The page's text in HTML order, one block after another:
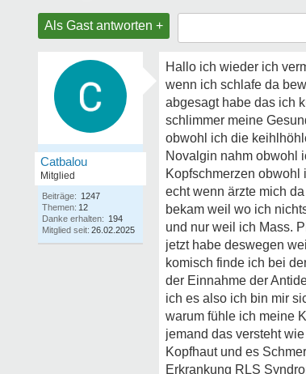
Als Gast antworten +
Catbalou
Mitglied
Beiträge: 1247
Themen: 12
Danke erhalten: 194
Mitglied seit: 26.02.2025
Hallo ich wieder ich
wenn ich schlafe da
abgesagt habe das ich
schlimmer meine
obwohl ich die
Novalgin nahm obwohl
Kopfschmerzen obwohl
echt wenn ärzte mich
bekam weil wo ich
und nur weil ich Mass.
jetzt habe deswegen
komisch finde ich bei
der Einnahme der
ich es also ich bin mir
warum fühle ich meine
jemand das versteht
Kopfhaut und es
Erkrankung RLS